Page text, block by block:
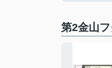
第2金山